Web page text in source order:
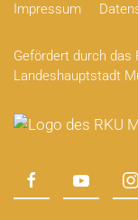
Impressum
Gefördert durch das
Landeshauptstadt